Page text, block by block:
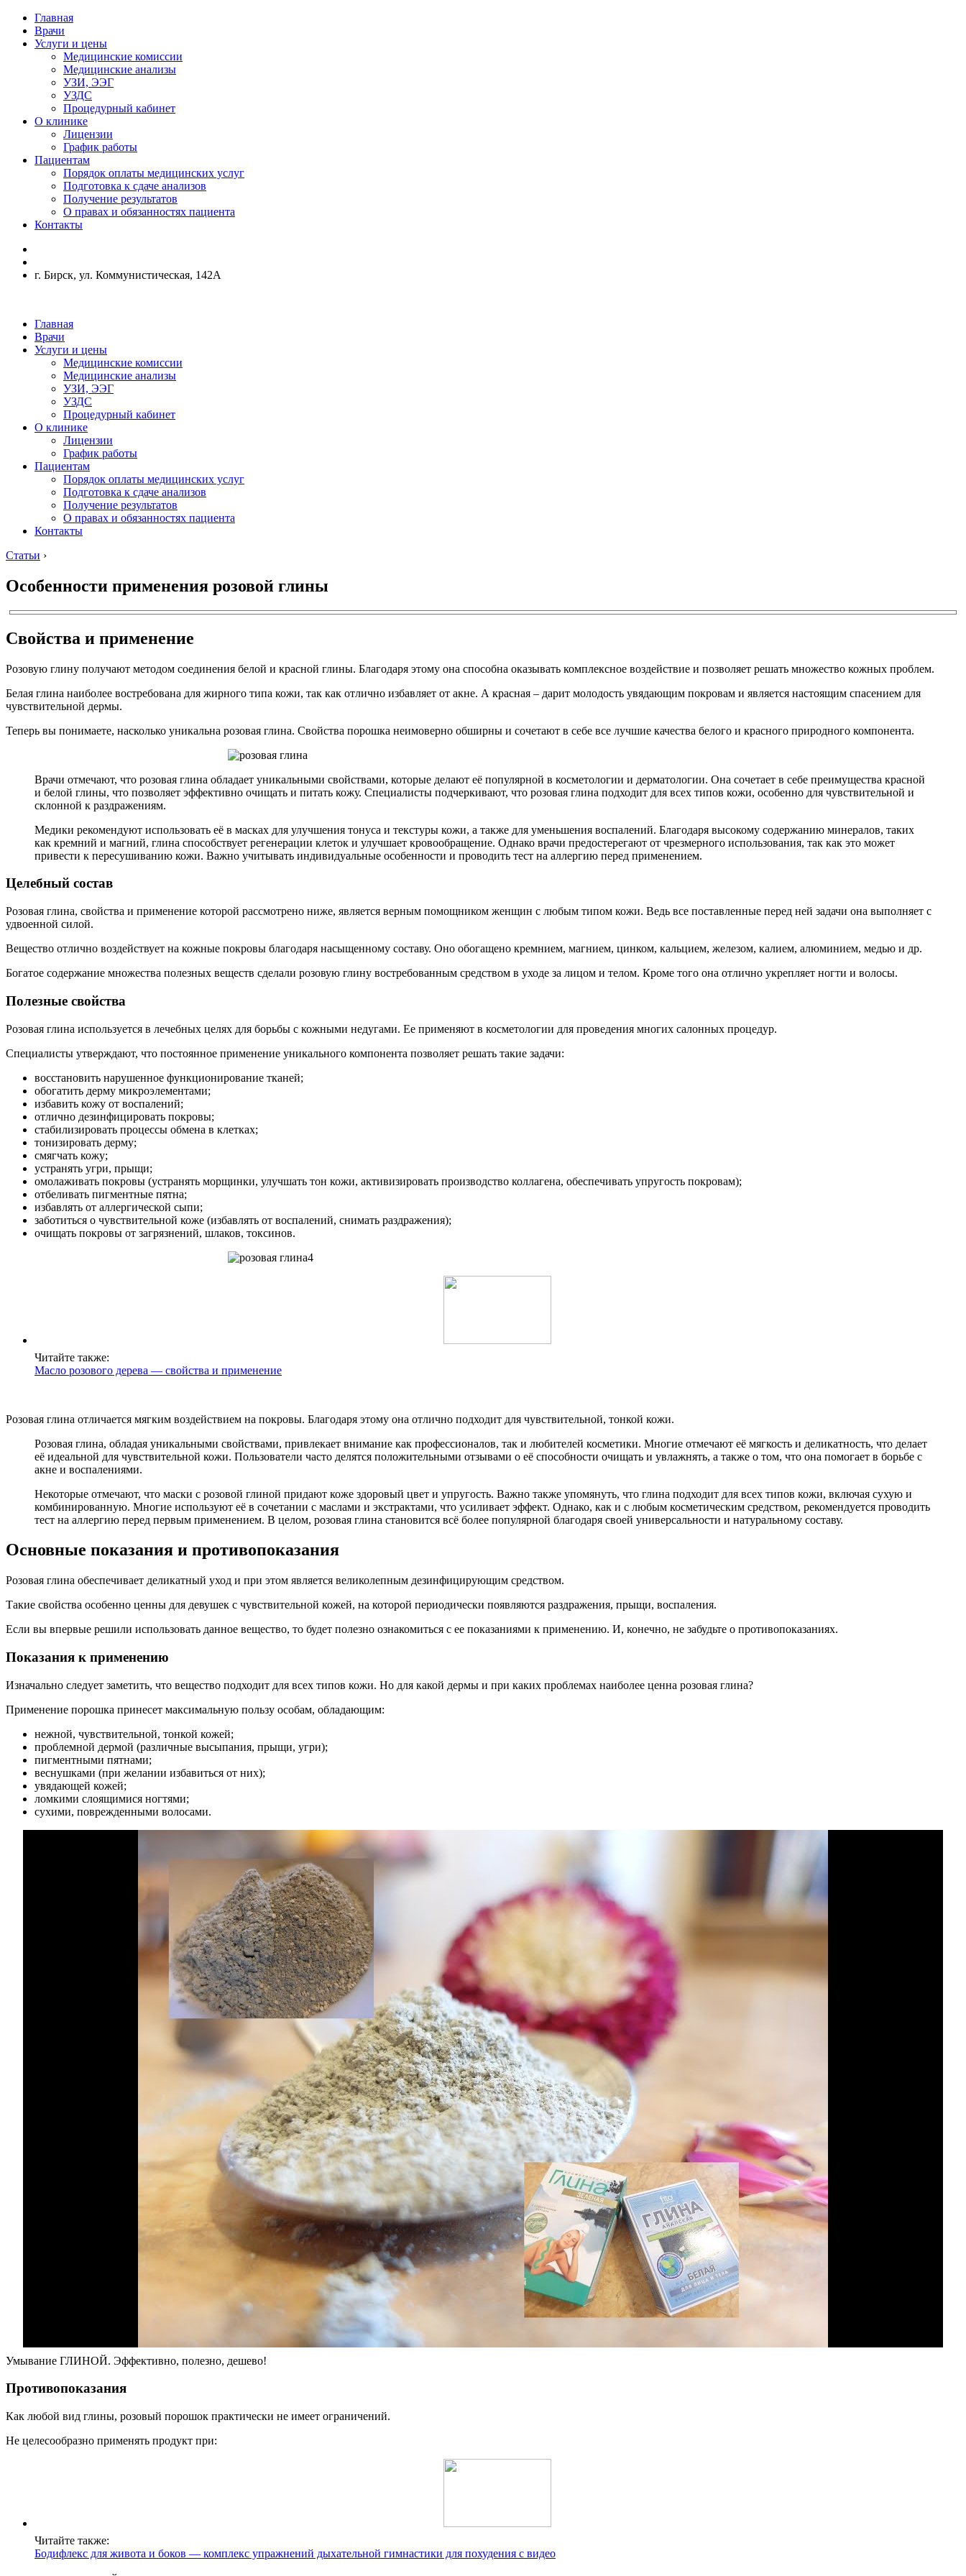
Главная
Врачи
Услуги и цены
Медицинские комиссии
Медицинские анализы
УЗИ, ЭЭГ
УЗДС
Процедурный кабинет
О клинике
Лицензии
График работы
Пациентам
Порядок оплаты медицинских услуг
Подготовка к сдаче анализов
Получение результатов
О правах и обязанностях пациента
Контакты
г. Бирск, ул. Коммунистическая, 142А
Главная
Врачи
Услуги и цены
Медицинские комиссии
Медицинские анализы
УЗИ, ЭЭГ
УЗДС
Процедурный кабинет
О клинике
Лицензии
График работы
Пациентам
Порядок оплаты медицинских услуг
Подготовка к сдаче анализов
Получение результатов
О правах и обязанностях пациента
Контакты
Статьи ›
Особенности применения розовой глины
Свойства и применение
Розовую глину получают методом соединения белой и красной глины. Благодаря этому она способна оказывать комплексное воздействие и позволяет решать множество кожных проблем.
Белая глина наиболее востребована для жирного типа кожи, так как отлично избавляет от акне. А красная – дарит молодость увядающим покровам и является настоящим спасением для
чувствительной дермы.
Теперь вы понимаете, насколько уникальна розовая глина. Свойства порошка неимоверно обширны и сочетают в себе все лучшие качества белого и красного природного компонента.
Врачи отмечают, что розовая глина обладает уникальными свойствами, которые делают её популярной в косметологии и дерматологии. Она сочетает в себе преимущества красной
и белой глины, что позволяет эффективно очищать и питать кожу. Специалисты подчеркивают, что розовая глина подходит для всех типов кожи, особенно для чувствительной и
склонной к раздражениям.
Медики рекомендуют использовать её в масках для улучшения тонуса и текстуры кожи, а также для уменьшения воспалений. Благодаря высокому содержанию минералов, таких
как кремний и магний, глина способствует регенерации клеток и улучшает кровообращение. Однако врачи предостерегают от чрезмерного использования, так как это может
привести к пересушиванию кожи. Важно учитывать индивидуальные особенности и проводить тест на аллергию перед применением.
Целебный состав
Розовая глина, свойства и применение которой рассмотрено ниже, является верным помощником женщин с любым типом кожи. Ведь все поставленные перед ней задачи она выполняет с
удвоенной силой.
Вещество отлично воздействует на кожные покровы благодаря насыщенному составу. Оно обогащено кремнием, магнием, цинком, кальцием, железом, калием, алюминием, медью и др.
Богатое содержание множества полезных веществ сделали розовую глину востребованным средством в уходе за лицом и телом. Кроме того она отлично укрепляет ногти и волосы.
Полезные свойства
Розовая глина используется в лечебных целях для борьбы с кожными недугами. Ее применяют в косметологии для проведения многих салонных процедур.
Специалисты утверждают, что постоянное применение уникального компонента позволяет решать такие задачи:
восстановить нарушенное функционирование тканей;
обогатить дерму микроэлементами;
избавить кожу от воспалений;
отлично дезинфицировать покровы;
стабилизировать процессы обмена в клетках;
тонизировать дерму;
смягчать кожу;
устранять угри, прыщи;
омолаживать покровы (устранять морщинки, улучшать тон кожи, активизировать производство коллагена, обеспечивать упругость покровам);
отбеливать пигментные пятна;
избавлять от аллергической сыпи;
заботиться о чувствительной коже (избавлять от воспалений, снимать раздражения);
очищать покровы от загрязнений, шлаков, токсинов.
Читайте также:
Масло розового дерева — свойства и применение
Розовая глина отличается мягким воздействием на покровы. Благодаря этому она отлично подходит для чувствительной, тонкой кожи.
Розовая глина, обладая уникальными свойствами, привлекает внимание как профессионалов, так и любителей косметики. Многие отмечают её мягкость и деликатность, что делает
её идеальной для чувствительной кожи. Пользователи часто делятся положительными отзывами о её способности очищать и увлажнять, а также о том, что она помогает в борьбе с
акне и воспалениями.
Некоторые отмечают, что маски с розовой глиной придают коже здоровый цвет и упругость. Важно также упомянуть, что глина подходит для всех типов кожи, включая сухую и
комбинированную. Многие используют её в сочетании с маслами и экстрактами, что усиливает эффект. Однако, как и с любым косметическим средством, рекомендуется проводить
тест на аллергию перед первым применением. В целом, розовая глина становится всё более популярной благодаря своей универсальности и натуральному составу.
Основные показания и противопоказания
Розовая глина обеспечивает деликатный уход и при этом является великолепным дезинфицирующим средством.
Такие свойства особенно ценны для девушек с чувствительной кожей, на которой периодически появляются раздражения, прыщи, воспаления.
Если вы впервые решили использовать данное вещество, то будет полезно ознакомиться с ее показаниями к применению. И, конечно, не забудьте о противопоказаниях.
Показания к применению
Изначально следует заметить, что вещество подходит для всех типов кожи. Но для какой дермы и при каких проблемах наиболее ценна розовая глина?
Применение порошка принесет максимальную пользу особам, обладающим:
нежной, чувствительной, тонкой кожей;
проблемной дермой (различные высыпания, прыщи, угри);
пигментными пятнами;
веснушками (при желании избавиться от них);
увядающей кожей;
ломкими слоящимися ногтями;
сухими, поврежденными волосами.
Умывание ГЛИНОЙ. Эффективно, полезно, дешево!
Противопоказания
Как любой вид глины, розовый порошок практически не имеет ограничений.
Не целесообразно применять продукт при:
Читайте также:
Бодифлекс для живота и боков — комплекс упражнений дыхательной гимнастики для похудения с видео